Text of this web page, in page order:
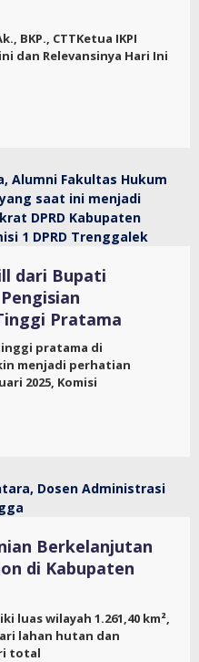
BKP., CTTKetua IKPI
dan Relevansinya Hari Ini
dari Bupati
Pratama
pratama di
menjadi perhatian
2025, Komisi
Berkelanjutan
di Kabupaten
luas wilayah 1.261,40 km²,
lahan hutan dan
total